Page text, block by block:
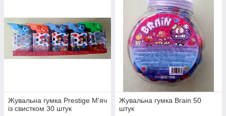
Жувальна гумка Prestige М'яч
із свистком 30 штук
Жувальна гумка Brain 50
штук